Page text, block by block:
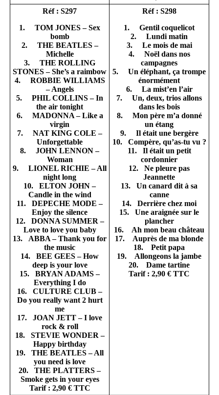
Réf : S297
1. TOM JONES – Sex
bomb
2. THE BEATLES –
Michelle
3. THE ROLLING
STONES – She’s a raimbow
4. ROBBIE WILLIAMS
– Angels
5. PHIL COLLINS – In
the air tonight
6. MADONNA – Like a
virgin
7. NAT KING COLE –
Unforgettable
8. JOHN LENNON –
Woman
9. LIONEL RICHIE – All
night long
10. ELTON JOHN –
Candle in the wind
11. DEPECHE MODE –
Enjoy the silence
12. DONNA SUMMER –
Love to love you baby
13. ABBA – Thank you for
the music
14. BEE GEES – How
deep is your love
15. BRYAN ADAMS –
Everything I do
16. CULTURE CLUB –
Do you really want 2 hurt
me
17. JOAN JETT – I love
rock & roll
18. STEVIE WONDER –
Happy birthday
19. THE BEATLES – All
you need is love
20. THE PLATTERS –
Smoke gets in your eyes
Tarif : 2,90 € TTC
Réf : S298
1. Gentil coquelicot
2. Lundi matin
3. Le mois de mai
4. Noël dans nos
campagnes
5. Un éléphant, ça trompe
énormément
6. La mist’en l’air
7. Un, deux, trios allons
dans les bois
8. Mon père m’a donné
un étang
9. Il était une bergère
10. Compère, qu’as-tu vu ?
11. Il était un petit
cordonnier
12. Ne pleure pas
Jeannette
13. Un canard dit à sa
canne
14. Derrière chez moi
15. Une araignée sur le
plancher
16. Ah mon beau château
17. Auprès de ma blonde
18. Petit papa
19. Allongeons la jambe
20. Dame tartine
Tarif : 2,90 € TTC